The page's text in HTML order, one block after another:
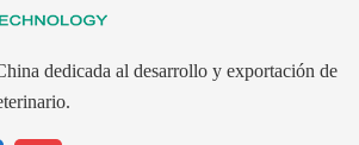
dedicada al desarrollo y exportación de